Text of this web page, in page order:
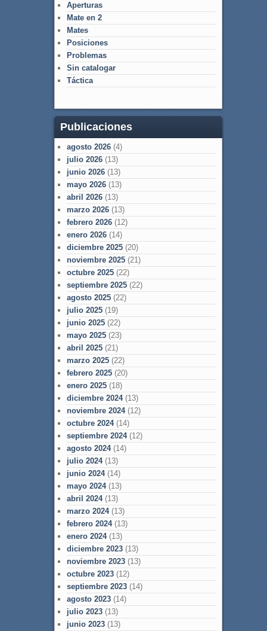
Aperturas
Mate en 2
Mates
Posiciones
Problemas
Sin catalogar
Táctica
Publicaciones
agosto 2026(4)
julio 2026(13)
junio 2026(13)
mayo 2026(13)
abril 2026(13)
marzo 2026(13)
febrero 2026(12)
enero 2026(14)
diciembre 2025(20)
noviembre 2025(21)
octubre 2025(22)
septiembre 2025(22)
agosto 2025(22)
julio 2025(19)
junio 2025(22)
mayo 2025(23)
abril 2025(21)
marzo 2025(22)
febrero 2025(20)
enero 2025(18)
diciembre 2024(13)
noviembre 2024(12)
octubre 2024(14)
septiembre 2024(12)
agosto 2024(14)
julio 2024(13)
junio 2024(14)
mayo 2024(13)
abril 2024(13)
marzo 2024(13)
febrero 2024(13)
enero 2024(13)
diciembre 2023(13)
noviembre 2023(13)
octubre 2023(12)
septiembre 2023(14)
agosto 2023(14)
julio 2023(13)
junio 2023(13)